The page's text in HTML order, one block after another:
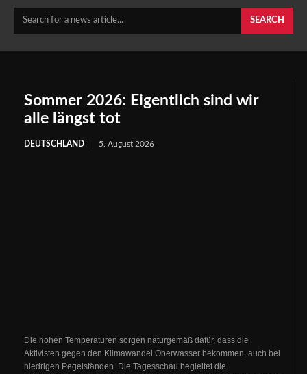
Search for a news article... SEARCH
Sommer 2026: Eigentlich sind wir
alle längst tot
DEUTSCHLAND 5. August 2026
Die hohen Temperaturen sorgen naturgemäß dafür, dass die
Aktivisten gegen den Klimawandel Oberwasser bekommen, auch bei
niedrigen Pegelständen. Die Tagesschau begleitet die